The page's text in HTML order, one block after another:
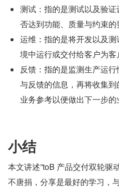
测试：指的是测试以及验
否达到功能、质量与约束的
运维：指的是将开发以及
境中运行或交付给客户为客
反馈：指的是监测生产运
与反馈的信息，再将收集
业务参考以便做出下一步的
小结
本文讲述”toB 产品交付双轮驱
不唐捐，分享是最好的学习，